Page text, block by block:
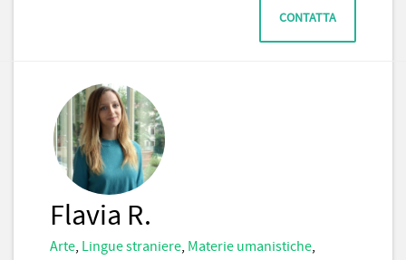
CONTATTA
Flavia R.
Arte, Lingue straniere, Materie umanistiche,